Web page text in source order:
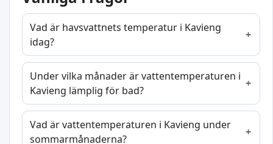
Vad är havsvattnets temperatur i Kavieng
idag?
Under vilka månader är vattentemperaturen i
Kavieng lämplig för bad?
Vad är vattentemperaturen i Kavieng under
sommarmånaderna?